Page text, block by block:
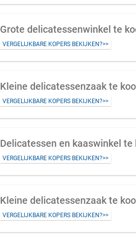
Grote delicatessenwinkel te
VERGELIJKBARE KOPERS BEKIJKEN?>>
Kleine delicatessenzaak te
VERGELIJKBARE KOPERS BEKIJKEN?>>
Delicatessen en kaaswinkel
VERGELIJKBARE KOPERS BEKIJKEN?>>
Kleine delicatessenzaak te
VERGELIJKBARE KOPERS BEKIJKEN?>>